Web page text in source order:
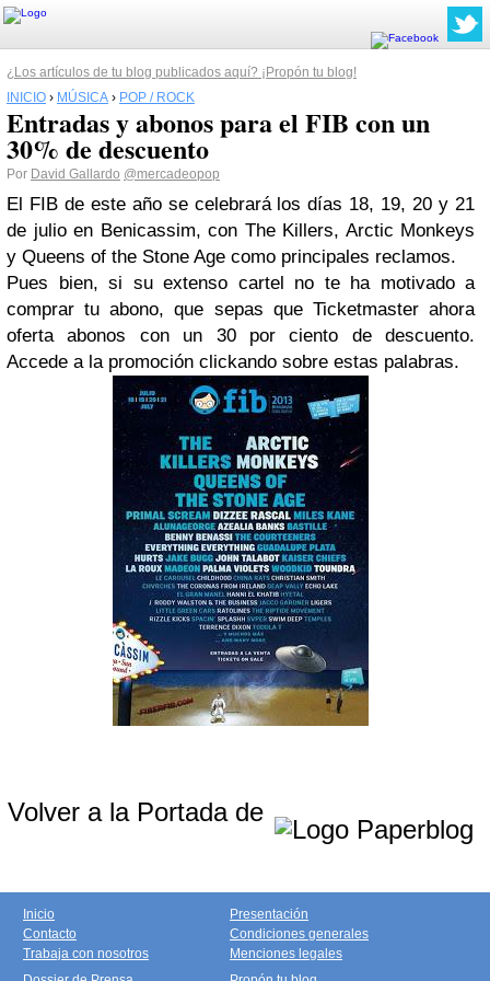
¿Los artículos de tu blog publicados aquí? ¡Propón tu blog!
INICIO › MÚSICA › POP / ROCK
Entradas y abonos para el FIB con un
30% de descuento
Por David Gallardo @mercadeopop
El FIB de este año se celebrará los días 18, 19, 20 y 21
de julio en Benicassim, con The Killers, Arctic Monkeys
y Queens of the Stone Age como principales reclamos.
Pues bien, si su extenso cartel no te ha motivado a
comprar tu abono, que sepas que Ticketmaster ahora
oferta abonos con un 30 por ciento de descuento.
Accede a la promoción clickando sobre estas palabras.
Volver a la Portada de
Inicio
Contacto
Trabaja con nosotros
Presentación
Condiciones generales
Menciones legales